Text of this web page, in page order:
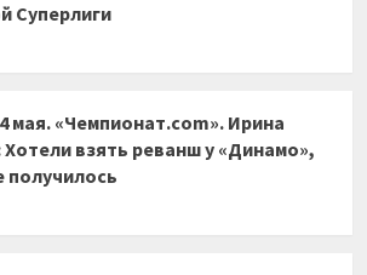
Суперлиги
мая. «Чемпионат.com». Ирина
взять реванш у «Динамо»,
получилось